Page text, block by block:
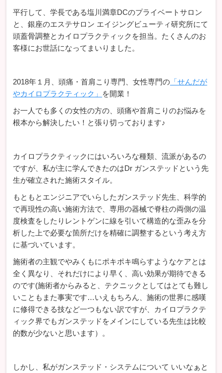
平行して、学長である塩川満章DCのプライベートサロン
と、銀座のエステサロン エイジングビューティ研究所にて
頭蓋骨調整とカイロプラクティックを担当。たくさんのお
客様にお世話になってまいりました。
2018年１月、頭痛・首肩こり専門、女性専門の 「せんだが
やカイロプラクティック」
を開業！
お一人でも多くの女性の方の、頭痛や首肩こりのお悩みを
根本から解決したい！と張り切っております♪
カイロプラクティックにはいろいろな種類、流派があるの
ですが、私が主に学んできたのはDr ガンステッドという先
生が確立された施術スタイル。
もともとエンジニアでいらしたガンステッド先生、科学的
で再現性の高い施術方法で、専用の器械で脊柱の両側の温
度検査をしたりレントゲンに線を引いて構造的な歪みを分
析した上で必要な箇所だけを精確に調整するという考え方
に基づいています。
施術者の主観でやみくもにポキポキ鳴らすようなケアとは
全く異なり、それだけにより早く、高い効果が期待できる
のです(施術者からみると、テクニックとしてはとても難し
いこともまた事実です…いえもちろん、施術の世界に感嘆
に修得できる技など一つもない訳ですが、カイロプラクテ
ィック界でもガンステッドをメインにしている先生は比較
的数が少ないと思います）。
しかし、私がガンステッド・システムについて いいなぁと